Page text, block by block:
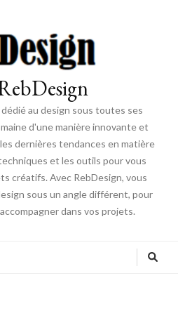
au design sous toutes ses
d'une manière innovante et
dernières tendances en matière
et les outils pour vous
créatifs. Avec RebDesign, vous
sous un angle différent, pour
dans vos projets.